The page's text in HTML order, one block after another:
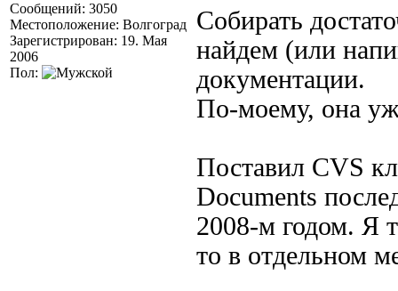
Сообщений: 3050
Местоположение: Волгоград
Зарегистрирован: 19. Мая
2006
Пол:
Собирать
найдем (или
документации.
По-моему, она
Поставил CVS
Documents
2008-м годом. Я
то в отдельном